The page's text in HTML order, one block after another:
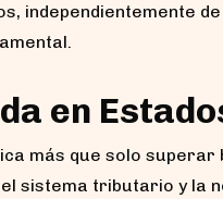
independientemente
en
más que solo
sistema tributario y la